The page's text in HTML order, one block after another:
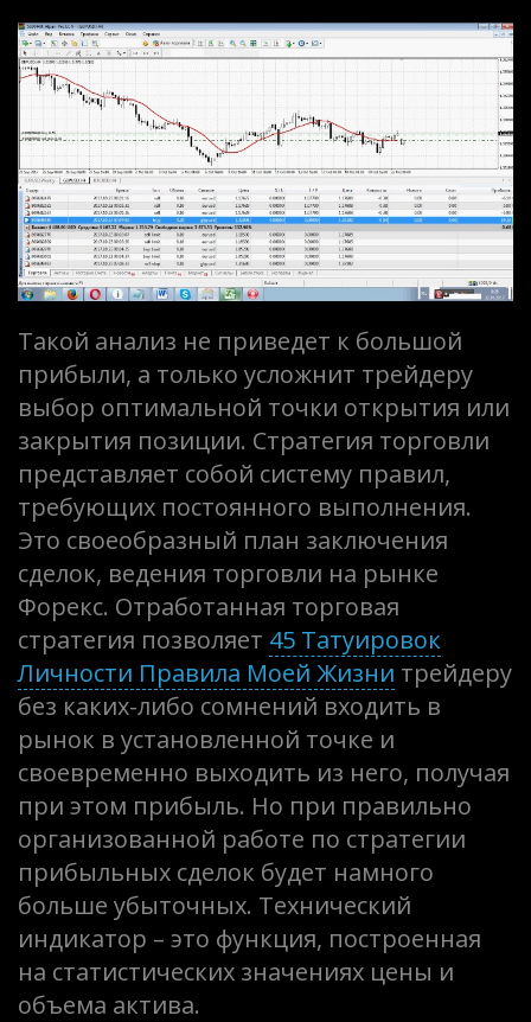
Такой анализ не приведет к большой
прибыли, а только усложнит трейдеру
выбор оптимальной точки открытия или
закрытия позиции. Стратегия торговли
представляет собой систему правил,
требующих постоянного выполнения.
Это своеобразный план заключения
сделок, ведения торговли на рынке
Форекс. Отработанная торговая
стратегия позволяет 45 Татуировок
Личности Правила Моей Жизни трейдеру
без каких-либо сомнений входить в
рынок в установленной точке и
своевременно выходить из него, получая
при этом прибыль. Но при правильно
организованной работе по стратегии
прибыльных сделок будет намного
больше убыточных. Технический
индикатор – это функция, построенная
на статистических значениях цены и
объема актива.